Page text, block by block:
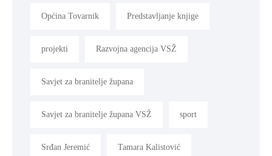
Općina Tovarnik Predstavljanje knjige
projekti Razvojna agencija VSŽ
Savjet za branitelje župana
Savjet za branitelje župana VSŽ sport
Srđan Jeremić Tamara Kalistović